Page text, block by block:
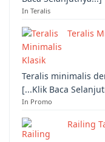
In Teralis
Teralis
Teralis minimalis
[...Klik Baca
In Promo
Railing